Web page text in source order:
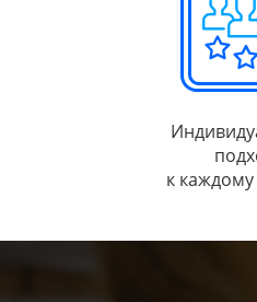
к каждому